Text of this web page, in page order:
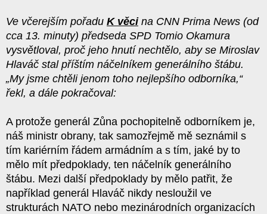
Ve včerejším pořadu K věcina CNN Prima News (od
cca 13. minuty) předseda SPD Tomio Okamura
vysvětloval, proč jeho hnutí nechtělo, aby se Miroslav
Hlaváč stal příštím náčelníkem generálního štábu.
„My jsme chtěli jenom toho nejlepšího odborníka,“
řekl, a dále pokračoval:
A protože generál Zůna pochopitelně odborníkem je,
náš ministr obrany, tak samozřejmě mě seznámil s
tím kariérním řádem armádním a s tím, jaké by to
mělo mít předpoklady, ten náčelník generálního
štábu. Mezi další předpoklady by mělo patřit, že
například generál Hlaváč nikdy nesloužil ve
strukturách NATO nebo mezinárodních organizacích